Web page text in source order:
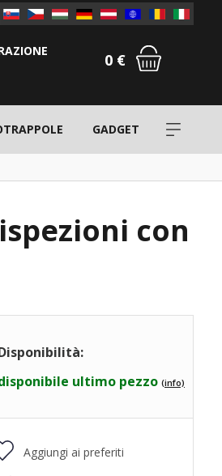
0 €
GADGET
con
ultimo pezzo (info)
Aggiungi ai preferiti